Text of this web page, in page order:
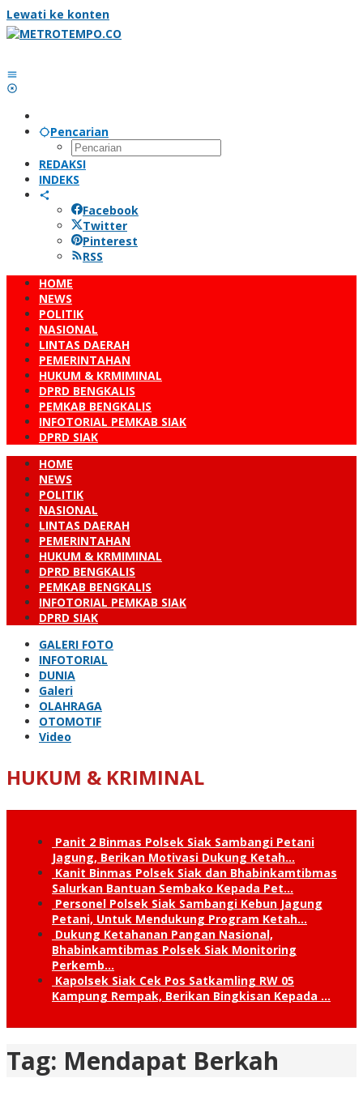
Lewati ke konten
Pencarian
REDAKSI
INDEKS
Facebook
Twitter
Pinterest
RSS
HOME
NEWS
POLITIK
NASIONAL
LINTAS DAERAH
PEMERINTAHAN
HUKUM & KRMIMINAL
DPRD BENGKALIS
PEMKAB BENGKALIS
INFOTORIAL PEMKAB SIAK
DPRD SIAK
HOME
NEWS
POLITIK
NASIONAL
LINTAS DAERAH
PEMERINTAHAN
HUKUM & KRMIMINAL
DPRD BENGKALIS
PEMKAB BENGKALIS
INFOTORIAL PEMKAB SIAK
DPRD SIAK
GALERI FOTO
INFOTORIAL
DUNIA
Galeri
OLAHRAGA
OTOMOTIF
Video
HUKUM & KRIMINAL
Panit 2 Binmas Polsek Siak Sambangi Petani
Jagung, Berikan Motivasi Dukung Ketah…
Kanit Binmas Polsek Siak dan Bhabinkamtibmas
Salurkan Bantuan Sembako Kepada Pet…
Personel Polsek Siak Sambangi Kebun Jagung
Petani, Untuk Mendukung Program Ketah…
Dukung Ketahanan Pangan Nasional,
Bhabinkamtibmas Polsek Siak Monitoring
Perkemb…
Kapolsek Siak Cek Pos Satkamling RW 05
Kampung Rempak, Berikan Bingkisan Kepada …
Tag: Mendapat Berkah